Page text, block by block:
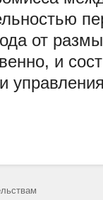
от
и